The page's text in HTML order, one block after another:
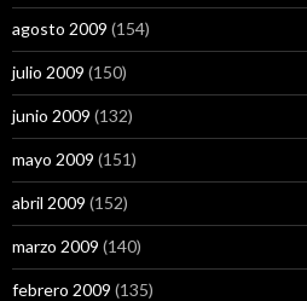
agosto 2009 (154)
julio 2009 (150)
junio 2009 (132)
mayo 2009 (151)
abril 2009 (152)
marzo 2009 (140)
febrero 2009 (135)